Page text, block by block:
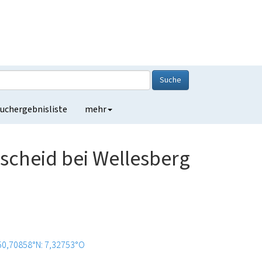
Suche
mehr
bei Wellesberg
7,32753°O